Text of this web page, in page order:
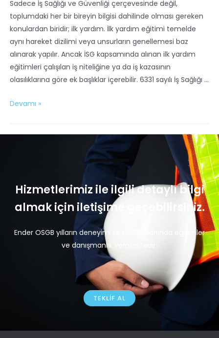
Sadece İş Sağlığı ve Güvenliği çerçevesinde değil,
toplumdaki her bir bireyin bilgisi dahilinde olması gereken
konulardan biridir; ilk yardım. İlk yardım eğitimi temelde
aynı hareket dizilimi veya unsurların genellemesi baz
alınarak yapılır. Ancak İSG kapsamında alınan ilk yardım
eğitimleri çalışılan iş niteliğine ya da iş kazasının
olasılıklarına göre ek başlıklar içerebilir. 6331 sayılı İş Sağlığı …
Devamı »
Hizmetlerimiz ile ilgili detaylı bilgi
almak için iletişime geçebilirsiniz.
Ender OSGB yılların deneyimi ile OSGB alanında eğitimler
ve danışmanlık vermektedir.
TEKLIF AL